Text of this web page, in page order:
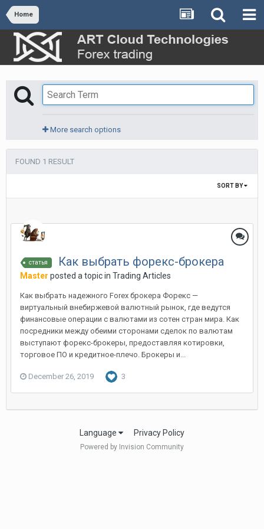
Home
More search options
FOUND 1 RESULT
SORT BY
статья Как выбрать форекс-брокера
Master posted a topic in Trading Articles
Как выбрать надежного Forex брокера Форекс —
виртуальный внебиржевой валютный рынок, где ведутся
финансовые операции с валютами из сотен стран мира. Как
посредники между обеими сторонами сделок по валютам
выступают форекс-брокеры, предоставляя котировки,
торговое ПО и кредитное-плечо. Брокеры и...
December 26, 2019 3
Language Privacy Policy
Powered by Invision Community